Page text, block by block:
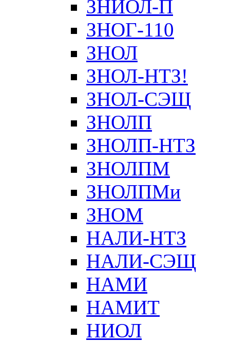
ЗНИОЛ-П
ЗНОГ-110
ЗНОЛ
ЗНОЛ-НТЗ!
ЗНОЛ-СЭЩ
ЗНОЛП
ЗНОЛП-НТЗ
ЗНОЛПМ
ЗНОЛПМи
ЗНОМ
НАЛИ-НТЗ
НАЛИ-СЭЩ
НАМИ
НАМИТ
НИОЛ